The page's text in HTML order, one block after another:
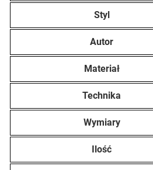
Styl
Autor
Materiał
Technika
Wymiary
Ilość